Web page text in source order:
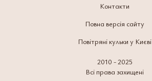
Контакти
Повна версія сайту
Повітряні кульки у Києві
2010 - 2025
Всі права захищені